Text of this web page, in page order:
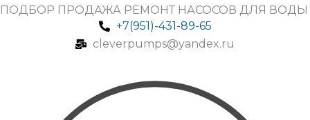
ПОДБОР ПРОДАЖА РЕМОНТ НАСОСОВ ДЛЯ ВОДЫ
+7(951)-431-89-65
cleverpumps@yandex.ru